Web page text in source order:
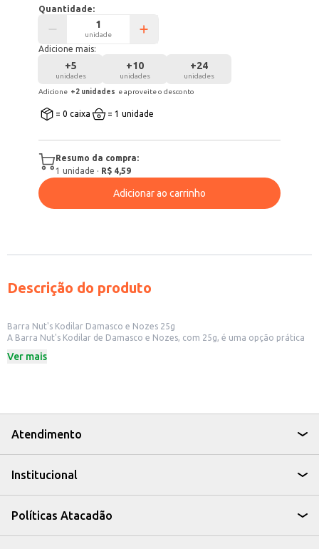
Quantidade:
unidade
Adicione mais:
+5
unidades
+10
unidades
+24
unidades
Adicione +2 unidades e aproveite o desconto
= 0 caixa = 1 unidade
Resumo da compra:
1 unidade · R$ 4,59
Adicionar ao carrinho
Descrição do produto
Barra Nut's Kodilar Damasco e Nozes 25g
A Barra Nut's Kodilar de Damasco e Nozes, com 25g, é uma opção prática
mão, seja em casa, no trabalho ou durante atividades físicas.
Pode ser consumida por pessoas de diferentes idades e estilos de vida.
A Barra Nut's Kodilar Damasco e Nozes é uma escolha que combina sabor e
praticidade, sendo uma opção para quem busca um snack para o dia a dia.
Ver mais
Atendimento
Institucional
Políticas Atacadão